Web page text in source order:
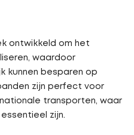
ontwikkeld om het
waardoor
kunnen besparen op
zijn perfect voor
transporten, waar
zijn.